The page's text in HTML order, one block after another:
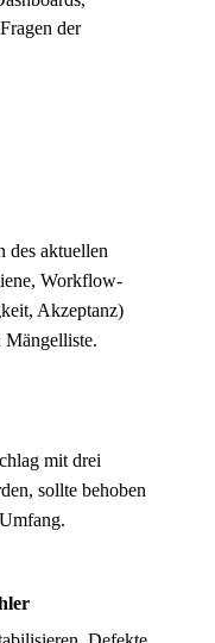
der
aktuellen
Workflow-
Akzeptanz)
mit drei
sollte behoben